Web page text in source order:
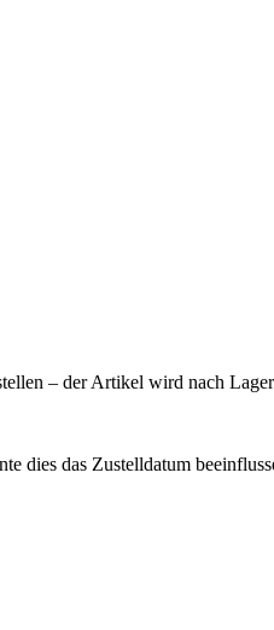
– der Artikel wird nach
dies das Zustelldatum